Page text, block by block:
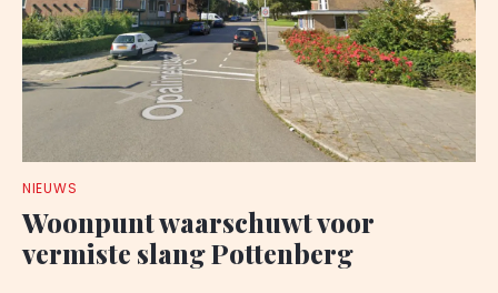
NIEUWS
Woonpunt waarschuwt voor
vermiste slang Pottenberg